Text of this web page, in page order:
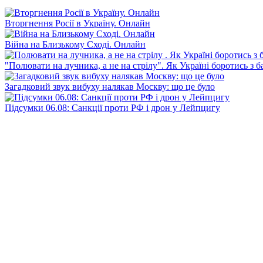
Вторгнення Росії в Україну. Онлайн
Війна на Близькому Сході. Онлайн
"Полювати на лучника, а не на стрілу". Як Україні боротись з
Загадковий звук вибуху налякав Москву: що це було
Підсумки 06.08: Санкції проти РФ і дрон у Лейпцигу